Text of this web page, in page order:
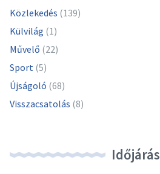
Közlekedés (139)
Külvilág (1)
Művelő (22)
Sport (5)
Újságoló (68)
Visszacsatolás (8)
Időjárás